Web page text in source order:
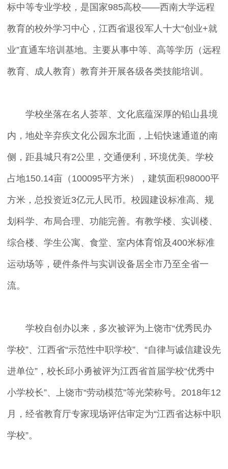
标中等专业学校，是国家985高校——西南大学远程
教育的校外学习中心，江西省退役军人十大“创业+就
业”直通车培训基地。主要从事中等、高等学历（远程
教育、成人教育）教育并开展各级各类技能培训。
学校坐落在名人荟萃、文化底蕴深厚的铅山县境
内，地处辛弃疾文化公园东北面，上铅快速通道的南
侧，距县城只有2公里，交通便利，环境优美。学校
占地150.14亩（100095平方米），建筑面积98000平
方米，总投资近3亿元人民币。校园建设标准高、规
划科学、布局合理、功能完善。有教学楼、实训楼、
综合楼、学生公寓、食堂、室内体育馆及400米标准
运动场等，硬件条件与实训设备居全市乃至全省一
流。
学校自创办以来，多次被评为上饶市“优秀民办
学校”、江西省“示范性中职学校”、“自律与诚信建设先
进单位”，校长邱小勇被评为江西省首届学校“优秀中
小学校长”、上饶市“劳动模范”等光荣称号。2018年12
月，经省教育厅专家现场评估审定为“江西省达标中职
学校”。